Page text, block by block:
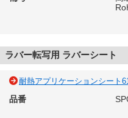
ラバー転写用 ラバーシート
耐熱アプリケーションシート
品番